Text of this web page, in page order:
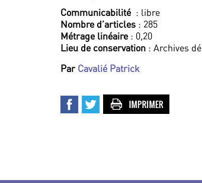
Communicabilité : libre
Nombre d’articles : 285
Métrage linéaire: 0,20
Lieu de conservation : Archives
Par Cavalié Patrick